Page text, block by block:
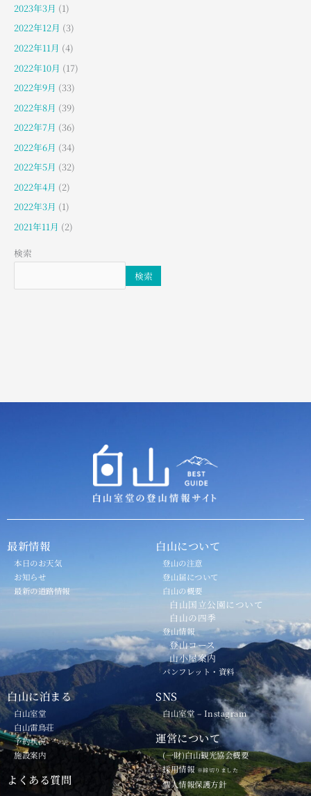
2023年3月 (1)
2022年12月 (3)
2022年11月 (4)
2022年10月 (17)
2022年9月 (33)
2022年8月 (39)
2022年7月 (36)
2022年6月 (34)
2022年5月 (32)
2022年4月 (2)
2022年3月 (1)
2021年11月 (2)
検索
検索
最新情報
本日のお天気
お知らせ
最新の道路情報
白山について
登山の注意
登山届について
白山の概要
白山国立公園について
白山の四季
登山情報
登山コース
山小屋案内
パンフレット・資料
白山に泊まる
白山室堂
白山雷鳥荘
予約状況
施設案内
よくある質問
SNS
白山室堂 – Instagram
運営について
(一財)白山観光協会概要
採用情報※締切りました
個人情報保護方針